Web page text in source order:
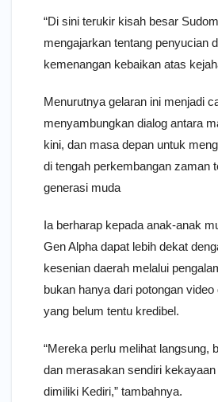
“Di sini terukir kisah besar
mengajarkan tentang penyucian
kemenangan kebaikan atas
Menurutnya gelaran ini menjadi
menyambungkan dialog antara
kini, dan masa depan untuk
di tengah perkembangan zaman
generasi muda
Ia berharap kepada anak-anak
Gen Alpha dapat lebih dekat
kesenian daerah melalui
bukan hanya dari potongan
yang belum tentu kredibel.
“Mereka perlu melihat langsung,
dan merasakan sendiri
dimiliki Kediri,” tambahnya.